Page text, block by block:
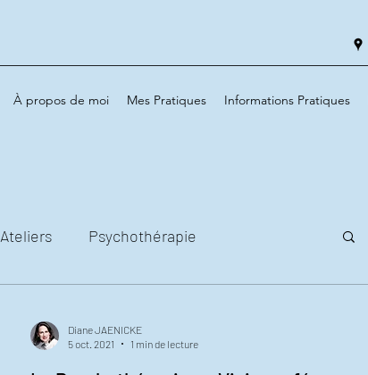
À propos de moi Mes Pratiques Informations Pratiques
Ateliers Psychothérapie
Diane JAENICKE
5 oct. 2021
1 min de lecture